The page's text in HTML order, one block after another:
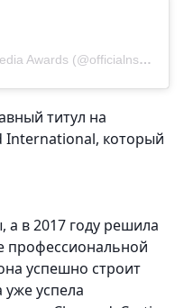
Публикация от National Social Media Awards (@officialnsma)
титул на
International, который
а в 2017 году решила
профессиональной
успешно строит
уже успела